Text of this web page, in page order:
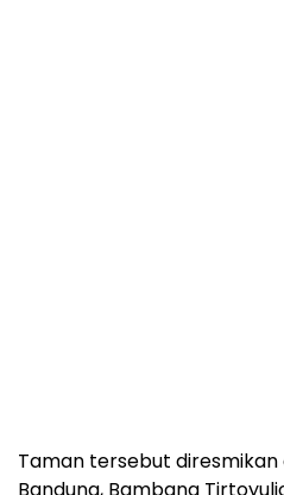
Taman tersebut
Bandung, Bambang